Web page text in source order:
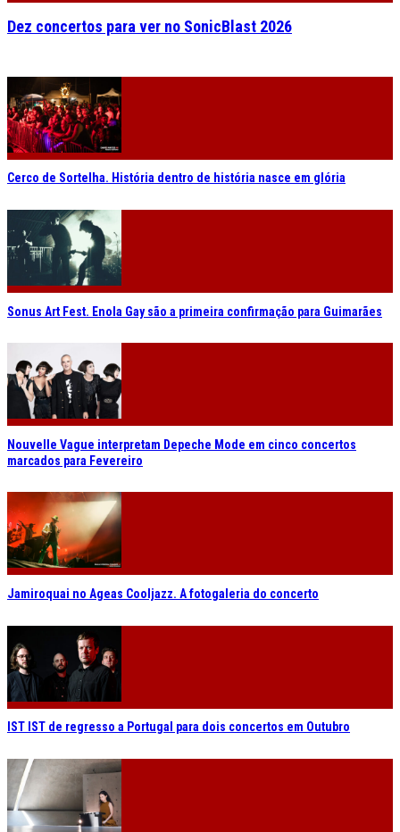
Dez concertos para ver no SonicBlast 2026
Cerco de Sortelha. História dentro de história nasce em glória
Sonus Art Fest. Enola Gay são a primeira confirmação para Guimarães
Nouvelle Vague interpretam Depeche Mode em cinco concertos
marcados para Fevereiro
Jamiroquai no Ageas Cooljazz. A fotogaleria do concerto
IST IST de regresso a Portugal para dois concertos em Outubro